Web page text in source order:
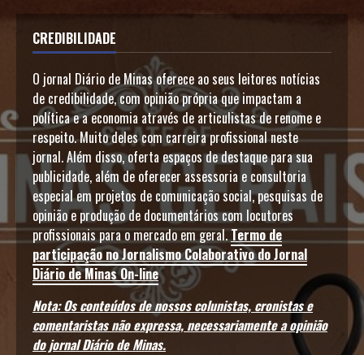
CREDIBILIDADE
O jornal Diário de Minas oferece ao seus leitores notícias
de credibilidade, com opinião própria que impactam a
política e a economia através de articulistas de renome e
respeito. Muito deles com carreira profissional neste
jornal. Além disso, oferta espaços de destaque para sua
publicidade, além de oferecer assessoria e consultoria
especial em projetos de comunicação social, pesquisas de
opinião e produção de documentários com locutores
profissionais para o mercado em geral.Termo de
participação no Jornalismo Colaborativo do Jornal
Diário de Minas On-line
Nota: Os conteúdos de nossos colunistas, cronistas e
comentaristas não expressa, necessariamente a opinião
do jornal Diário de Minas.